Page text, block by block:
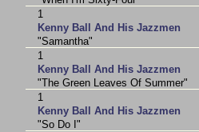
1
Kenny Ball And His Jazzmen
"Samantha"
1
Kenny Ball And His Jazzmen
"The Green Leaves Of Summer"
1
Kenny Ball And His Jazzmen
"So Do I"